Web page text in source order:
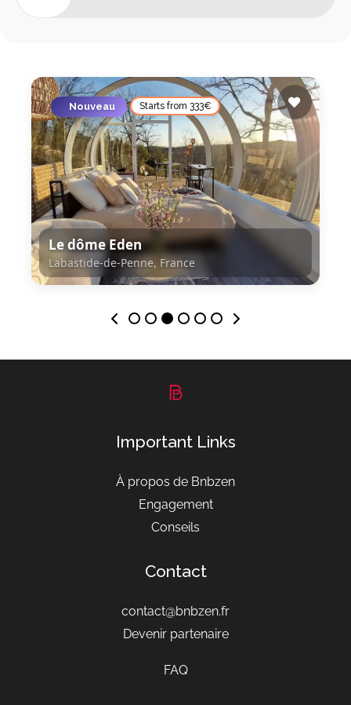
Nouveau Starts from 333€
Labastide-de-Penne, France
Le dôme Eden
Labastide-de-Penne, France
Important Links
À propos de Bnbzen
Engagement
Conseils
Contact
contact@bnbzen.fr
Devenir partenaire
FAQ